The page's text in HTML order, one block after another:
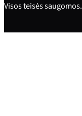
Visos teisės saugomos.